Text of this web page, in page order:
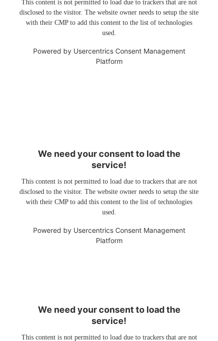
This content is not permitted to load due to trackers that are not
disclosed to the visitor. The website owner needs to setup the site
with their CMP to add this content to the list of technologies
used.
Powered by Usercentrics Consent Management
Platform
We need your consent to load the
service!
This content is not permitted to load due to trackers that are not
disclosed to the visitor. The website owner needs to setup the site
with their CMP to add this content to the list of technologies
used.
Powered by Usercentrics Consent Management
Platform
We need your consent to load the
service!
This content is not permitted to load due to trackers that are not